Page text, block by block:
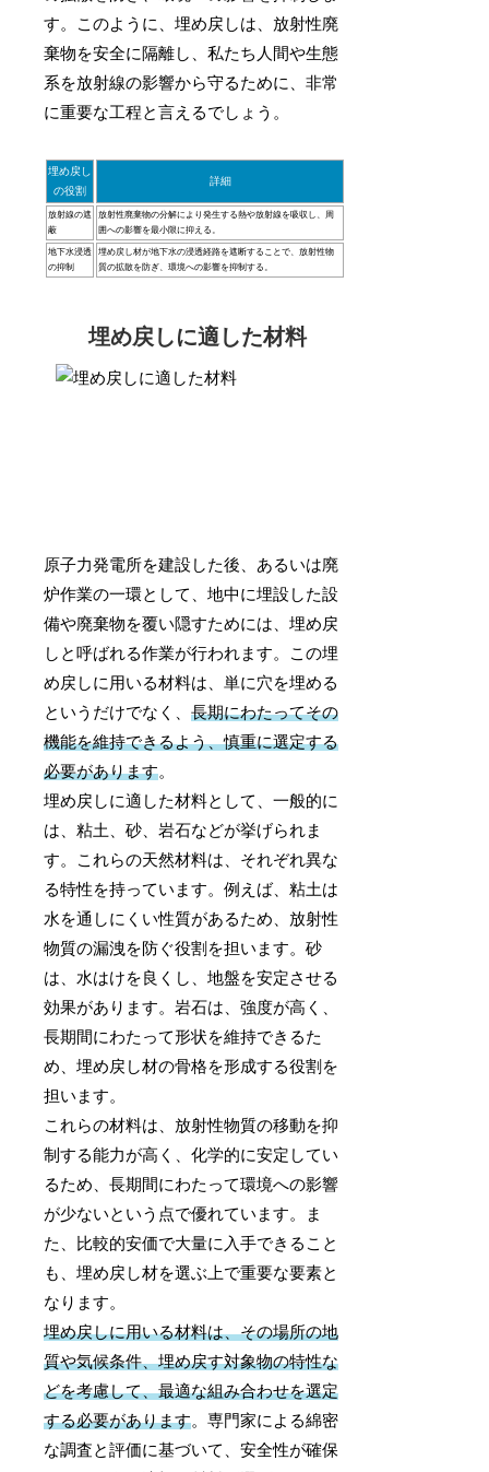
す。このように、埋め戻しは、放射性廃
棄物を安全に隔離し、私たち人間や生態
系を放射線の影響から守るために、非常
に重要な工程と言えるでしょう。
埋め戻し
の役割
詳細
放射線の遮
蔽
放射性廃棄物の分解により発生する熱や放射線を吸収し、周
囲への影響を最小限に抑える。
地下水浸透
の抑制
埋め戻し材が地下水の浸透経路を遮断することで、放射性物
質の拡散を防ぎ、環境への影響を抑制する。
埋め戻しに適した材料
原子力発電所を建設した後、あるいは廃
炉作業の一環として、地中に埋設した設
備や廃棄物を覆い隠すためには、埋め戻
しと呼ばれる作業が行われます。この埋
め戻しに用いる材料は、単に穴を埋める
というだけでなく、長期にわたってその
機能を維持できるよう、慎重に選定する
必要があります。
埋め戻しに適した材料として、一般的に
は、粘土、砂、岩石などが挙げられま
す。これらの天然材料は、それぞれ異な
る特性を持っています。例えば、粘土は
水を通しにくい性質があるため、放射性
物質の漏洩を防ぐ役割を担います。砂
は、水はけを良くし、地盤を安定させる
効果があります。岩石は、強度が高く、
長期間にわたって形状を維持できるた
め、埋め戻し材の骨格を形成する役割を
担います。
これらの材料は、放射性物質の移動を抑
制する能力が高く、化学的に安定してい
るため、長期間にわたって環境への影響
が少ないという点で優れています。ま
た、比較的安価で大量に入手できること
も、埋め戻し材を選ぶ上で重要な要素と
なります。
埋め戻しに用いる材料は、その場所の地
質や気候条件、埋め戻す対象物の特性な
どを考慮して、最適な組み合わせを選定
する必要があります。専門家による綿密
な調査と評価に基づいて、安全性が確保